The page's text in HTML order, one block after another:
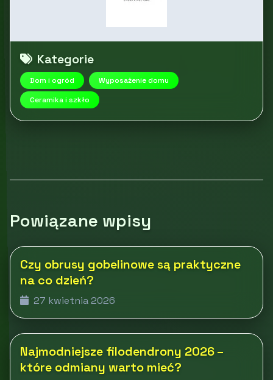
Kategorie
Dom i ogród
Wyposażenie domu
Ceramika i szkło
Powiązane wpisy
Czy obrusy gobelinowe są praktyczne
na co dzień?
27 kwietnia 2026
Najmodniejsze filodendrony 2026 –
które odmiany warto mieć?